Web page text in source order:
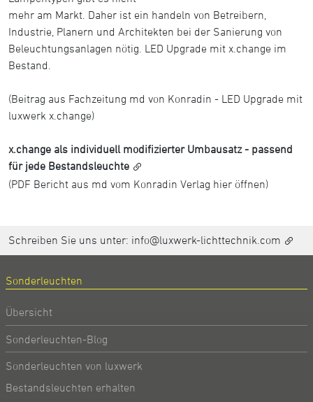
mehr am Markt. Daher ist ein handeln von Betreibern,
Industrie, Planern und Architekten bei der Sanierung von
Beleuchtungsanlagen nötig. LED Upgrade mit x.change im
Bestand.
(Beitrag aus Fachzeitung md von Konradin - LED Upgrade mit
luxwerk x.change)
x.change als individuell modifizierter Umbausatz - passend
für jede Bestandsleuchte
(PDF Bericht aus md vom Konradin Verlag hier öffnen)
Schreiben Sie uns unter: info@luxwerk-lichttechnik.com
Sonderleuchten
Übersicht
Sonderleuchten-Blog
Sonderleuchten von luxwerk
Bestandsleuchten erhalten